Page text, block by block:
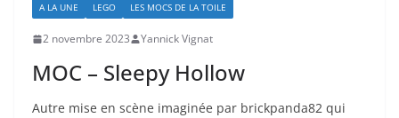
A LA UNE LEGO LES MOCS DE LA TOILE
2 novembre 2023 Yannick Vignat
MOC – Sleepy Hollow
Autre mise en scène imaginée par brickpanda82 qui